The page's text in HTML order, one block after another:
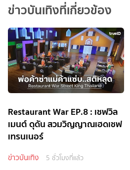
ข่าวบันเทิงที่เกี่ยวข้อง
Restaurant War EP.8 : เชฟวิล
เมนต์ ดุดัน สวมวิญญาณเฮดเชฟ
เทรนเนอร์
ข่าวบันเทิง 5 ชั่วโมงที่แล้ว